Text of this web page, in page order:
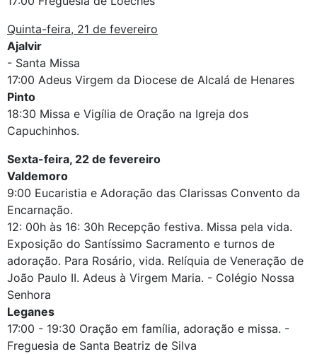
Quinta-feira, 21 de fevereiro
Ajalvir
- Santa Missa
17:00 Adeus Virgem da Diocese de Alcalá de Henares
Pinto
18:30 Missa e Vigília de Oração na Igreja dos
Capuchinhos.
Sexta-feira, 22 de fevereiro
Valdemoro
9:00 Eucaristia e Adoração das Clarissas Convento da
Encarnação.
12: 00h às 16: 30h Recepção festiva. Missa pela vida.
Exposição do Santíssimo Sacramento e turnos de
adoração. Para Rosário, vida. Relíquia de Veneração de
João Paulo II. Adeus à Virgem Maria. - Colégio Nossa
Senhora
Leganes
17:00 - 19:30 Oração em família, adoração e missa. -
Freguesia de Santa Beatriz de Silva